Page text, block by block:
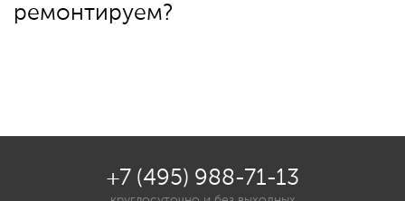
ремонтируем?
+7 (495) 988-71-13